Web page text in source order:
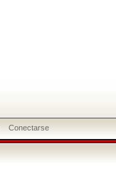
Conectarse